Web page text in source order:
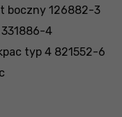
boczny 126882-3
331886-4
typ 4 821552-6